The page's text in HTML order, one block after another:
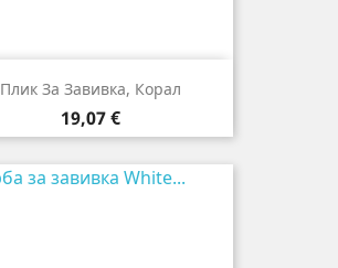
Плик За Завивкa, Корал
Цена
19,07 €